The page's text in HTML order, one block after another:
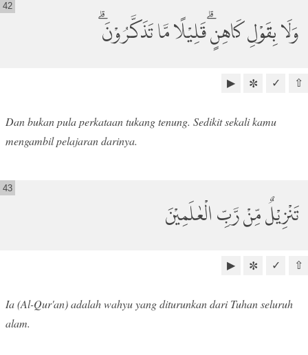
وَلَا بِقَوْلِ كَاهِنٍۗ قَلِيْلًا مَّا تَذَكَّرُوْنَۗ
42
⇧
✓
✼
▶
Dan bukan pula perkataan tukang tenung. Sedikit sekali kamu
mengambil pelajaran darinya.
تَنْزِيْلٌ مِّنْ رَّبِّ الْعٰلَمِيْنَ
43
⇧
✓
✼
▶
Ia (Al-Qur'an) adalah wahyu yang diturunkan dari Tuhan seluruh
alam.